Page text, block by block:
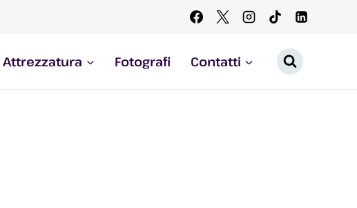
Attrezzatura Fotografi Contatti